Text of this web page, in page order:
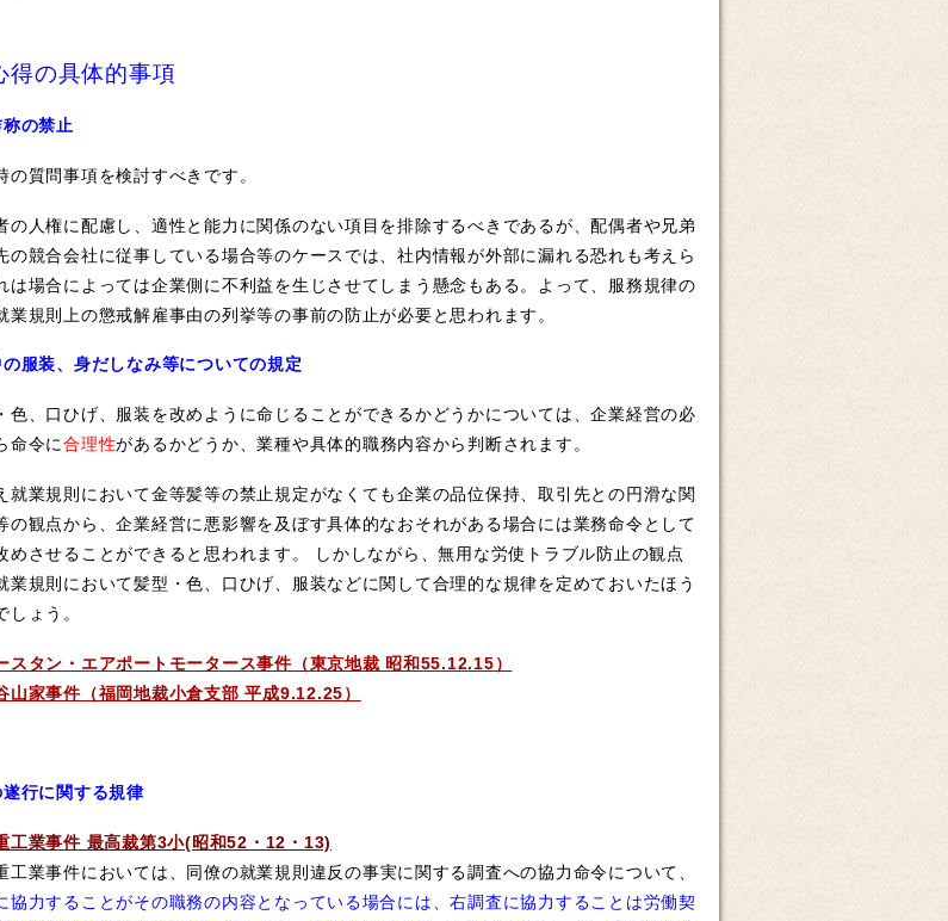
得の具体的事項
の禁止
質問事項を検討すべきです。
人権に配慮し、適性と能力に関係のない項目を排除するべきであるが、配偶者や兄弟
の競合会社に従事している場合等のケースでは、社内情報が外部に漏れる恐れも考えら
は場合によっては企業側に不利益を生じさせてしまう懸念もある。よって、服務規律の
業規則上の懲戒解雇事由の列挙等の事前の防止が必要と思われます。
服装、身だしなみ等についての規定
、口ひげ、服装を改めように命じることができるかどうかについては、企業経営の必
命令に合理性があるかどうか、業種や具体的職務内容から判断されます。
業規則において金等髪等の禁止規定がなくても企業の品位保持、取引先との円滑な関
の観点から、企業経営に悪影響を及ぼす具体的なおそれがある場合には業務命令として
めさせることができると思われます。 しかしながら、無用な労使トラブル防止の観点
業規則において髪型・色、口ひげ、服装などに関して合理的な規律を定めておいたほう
しょう。
スタン・エアポートモータース事件（東京地裁 昭和55.12.15）
山家事件（福岡地裁小倉支部 平成9.12.25）
行に関する規律
工業事件 最高裁第3小(昭和52・12・13)
工業事件においては、同僚の就業規則違反の事実に関する調査への協力命令について、
協力することがその職務の内容となっている場合には、右調査に協力することは労働契